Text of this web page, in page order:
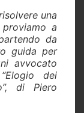
una
a
da
guida per
avvocato
dei
di Piero